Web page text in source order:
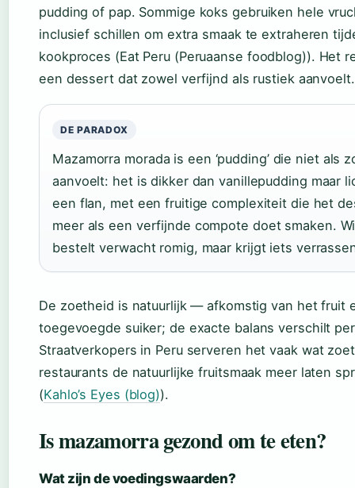
pudding of pap. Sommige koks gebruiken hele
inclusief schillen om extra smaak te extraheren
kookproces (Eat Peru (Peruaanse foodblog)). Het
een dessert dat zowel verfijnd als rustiek aanvoelt.
DE PARADOX
Mazamorra morada is een ‘pudding’ die niet als
aanvoelt: het is dikker dan vanillepudding maar
een flan, met een fruitige complexiteit die het
meer als een verfijnde compote doet smaken.
bestelt verwacht romig, maar krijgt iets
De zoetheid is natuurlijk — afkomstig van het fruit
toegevoegde suiker; de exacte balans verschilt
Straatverkopers in Peru serveren het vaak wat
restaurants de natuurlijke fruitsmaak meer laten
(Kahlo’s Eyes (blog)).
Is mazamorra gezond om te eten?
Wat zijn de voedingswaarden?